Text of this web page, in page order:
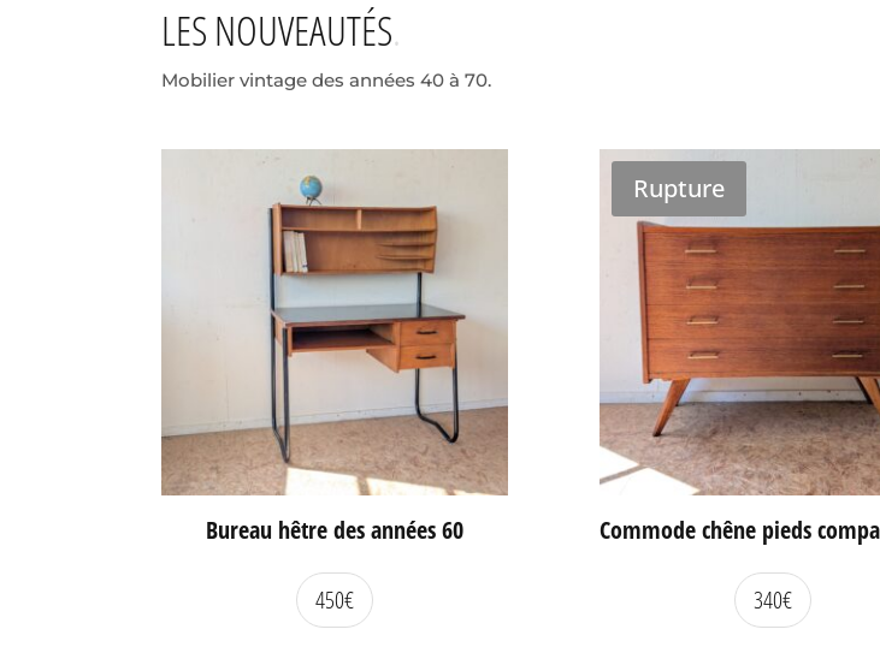
LES NOUVEAUTÉS
Mobilier vintage des années 40 à 70.
Bureau hêtre des années 60
450€
Rupture
340€